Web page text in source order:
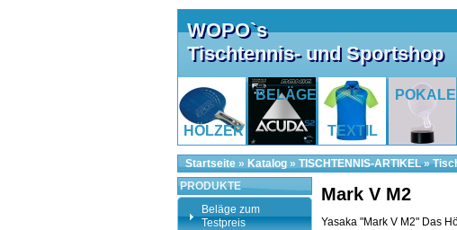
WOPO`s
Tischtennis- und Sportshop
HÖLZER
BELÄGE
TEXTIL
POKALE
Startseite » Katalog » TISCHTENNIS-ARTIKEL»
Mark V M2
Yasaka "Mark V M2" Das
PRODUKTE
Beläge zum
Testpreis